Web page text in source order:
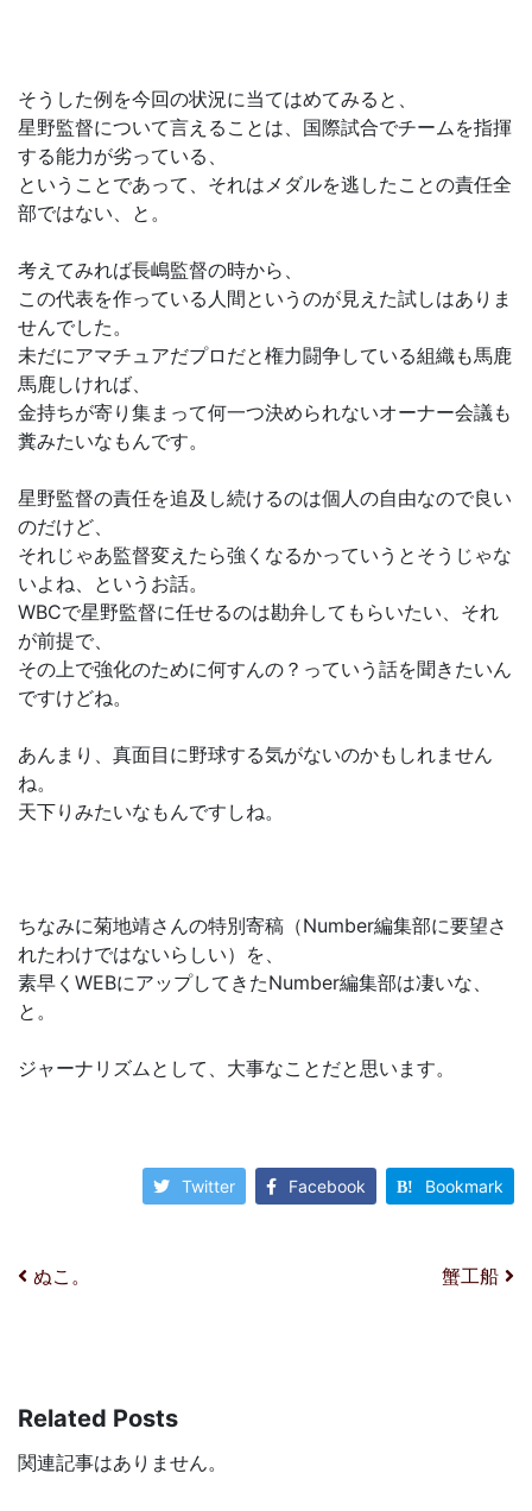
そうした例を今回の状況に当てはめてみると、
星野監督について言えることは、国際試合でチームを指揮
する能力が劣っている、
ということであって、それはメダルを逃したことの責任全
部ではない、と。
考えてみれば長嶋監督の時から、
この代表を作っている人間というのが見えた試しはありま
せんでした。
未だにアマチュアだプロだと権力闘争している組織も馬鹿
馬鹿しければ、
金持ちが寄り集まって何一つ決められないオーナー会議も
糞みたいなもんです。
星野監督の責任を追及し続けるのは個人の自由なので良い
のだけど、
それじゃあ監督変えたら強くなるかっていうとそうじゃな
いよね、というお話。
WBCで星野監督に任せるのは勘弁してもらいたい、それ
が前提で、
その上で強化のために何すんの？っていう話を聞きたいん
ですけどね。
あんまり、真面目に野球する気がないのかもしれません
ね。
天下りみたいなもんですしね。
ちなみに菊地靖さんの特別寄稿（Number編集部に要望さ
れたわけではないらしい）を、
素早くWEBにアップしてきたNumber編集部は凄いな、
と。
ジャーナリズムとして、大事なことだと思います。
Twitter Facebook Bookmark
投稿ナビゲーション
ぬこ。 蟹工船
Related Posts
関連記事はありません。